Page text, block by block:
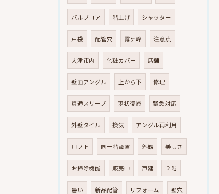
バルブコア 階上げ シャッター
戸袋 配管穴 霧ヶ峰 注意点
大津市内 化粧カバー 店舗
壁面アングル 上から下 修理
貫通スリーブ 現状復帰 緊急対応
外壁タイル 換気 アングル再利用
ロフト 同一階設置 外観 美しさ
お掃除機能 販売中 戸建 ２階
暑い 新品配管 リフォーム 壁穴